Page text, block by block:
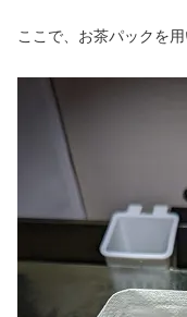
ここで、お茶パックを